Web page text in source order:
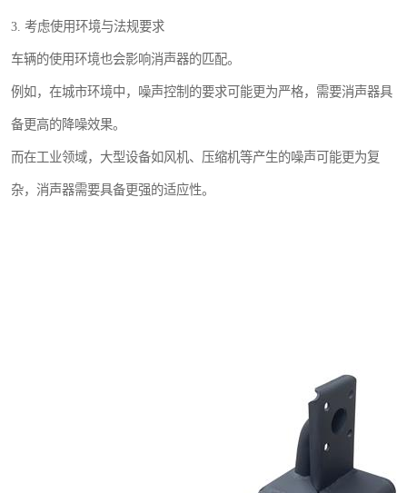
3. 考虑使用环境与法规要求
车辆的使用环境也会影响消声器的匹配。
例如，在城市环境中，噪声控制的要求可能更为严格，需要消声器具
备更高的降噪效果。
而在工业领域，大型设备如风机、压缩机等产生的噪声可能更为复
杂，消声器需要具备更强的适应性。